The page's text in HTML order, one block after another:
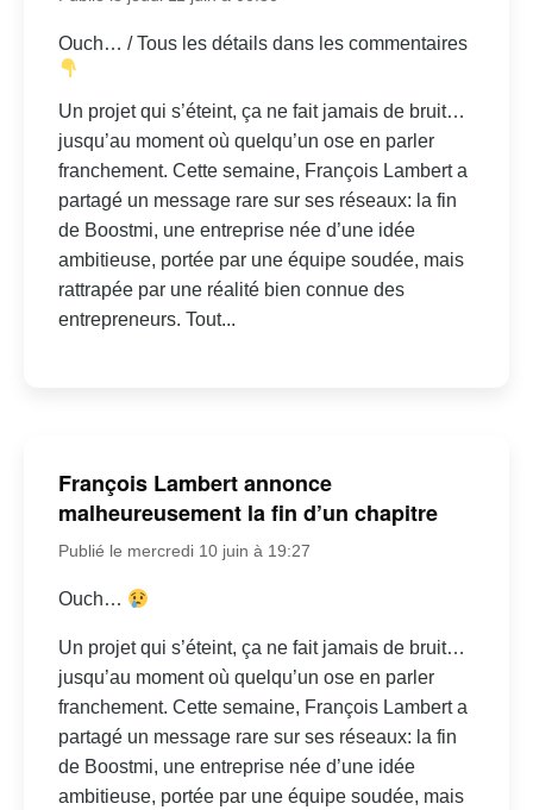
Ouch… / Tous les détails dans les commentaires
Un projet qui s’éteint, ça ne fait jamais de bruit…
jusqu’au moment où quelqu’un ose en parler
franchement. Cette semaine, François Lambert a
partagé un message rare sur ses réseaux: la fin
de Boostmi, une entreprise née d’une idée
ambitieuse, portée par une équipe soudée, mais
rattrapée par une réalité bien connue des
entrepreneurs. Tout...
François Lambert annonce
malheureusement la fin d’un chapitre
Publié le mercredi 10 juin à 19:27
Ouch…
Un projet qui s’éteint, ça ne fait jamais de bruit…
jusqu’au moment où quelqu’un ose en parler
franchement. Cette semaine, François Lambert a
partagé un message rare sur ses réseaux: la fin
de Boostmi, une entreprise née d’une idée
ambitieuse, portée par une équipe soudée, mais